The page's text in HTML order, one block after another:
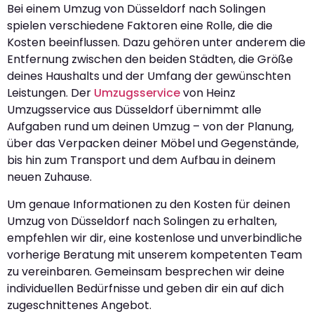
Bei einem Umzug von Düsseldorf nach Solingen
spielen verschiedene Faktoren eine Rolle, die die
Kosten beeinflussen. Dazu gehören unter anderem die
Entfernung zwischen den beiden Städten, die Größe
deines Haushalts und der Umfang der gewünschten
Leistungen. Der Umzugsservicevon Heinz
Umzugsservice aus Düsseldorf übernimmt alle
Aufgaben rund um deinen Umzug – von der Planung,
über das Verpacken deiner Möbel und Gegenstände,
bis hin zum Transport und dem Aufbau in deinem
neuen Zuhause.
Um genaue Informationen zu den Kosten für deinen
Umzug von Düsseldorf nach Solingen zu erhalten,
empfehlen wir dir, eine kostenlose und unverbindliche
vorherige Beratung mit unserem kompetenten Team
zu vereinbaren. Gemeinsam besprechen wir deine
individuellen Bedürfnisse und geben dir ein auf dich
zugeschnittenes Angebot.